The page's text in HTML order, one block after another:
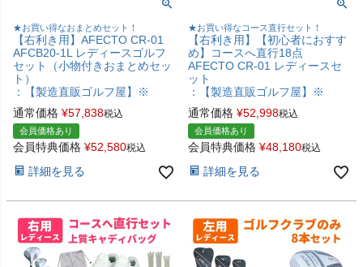
★お買い得なおまとめセット！
【右利き用】AFECTO CR-01
AFCB20-1L レディースゴルフ
セット（小物付きおまとめセッ
ト）
：【製造直販ゴルフ屋】※
通常価格 ¥57,838税込
会員価格あり
会員特典価格 ¥52,580税込
詳細を見る
★お買い得なコース直行セット！
【右利き用】【初心者におすす
め】コースへ直行18点
AFECTO CR-01 レディースセ
ット
：【製造直販ゴルフ屋】※
通常価格 ¥52,998税込
会員価格あり
会員特典価格 ¥48,180税込
詳細を見る